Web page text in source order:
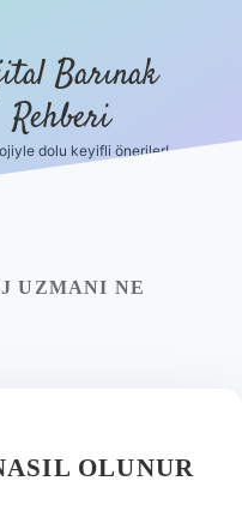
Barınak
Rehberi
dolu keyifli öneriler!
UZMANI NE
OLUNUR